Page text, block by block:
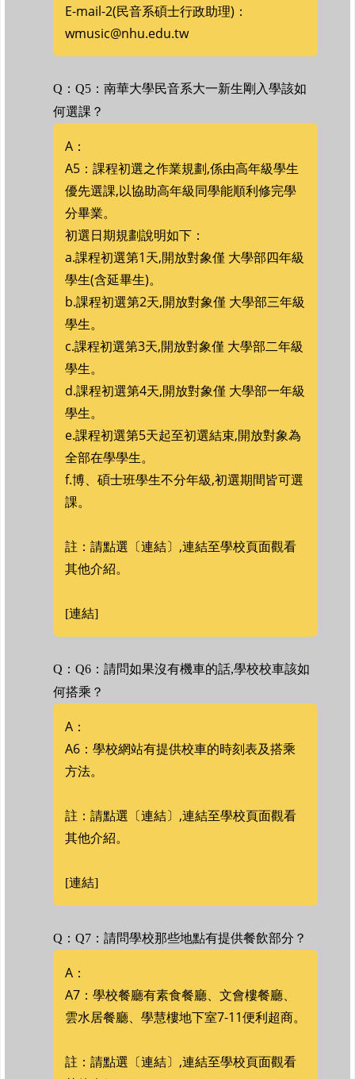
E-mail-2(民音系碩士行政助理)：
wmusic@nhu.edu.tw
Q：Q5：南華大學民音系大一新生剛入學該如
何選課？
A：
A5：課程初選之作業規劃,係由高年級學生
優先選課,以協助高年級同學能順利修完學
分畢業。
初選日期規劃說明如下：
a.課程初選第1天,開放對象僅 大學部四年級
學生(含延畢生)。
b.課程初選第2天,開放對象僅 大學部三年級
學生。
c.課程初選第3天,開放對象僅 大學部二年級
學生。
d.課程初選第4天,開放對象僅 大學部一年級
學生。
e.課程初選第5天起至初選結束,開放對象為
全部在學學生。
f.博、碩士班學生不分年級,初選期間皆可選
課。
註：請點選〔連結〕,連結至學校頁面觀看
其他介紹。
[連結]
Q：Q6：請問如果沒有機車的話,學校校車該如
何搭乘？
A：
A6：學校網站有提供校車的時刻表及搭乘
方法。
註：請點選〔連結〕,連結至學校頁面觀看
其他介紹。
[連結]
Q：Q7：請問學校那些地點有提供餐飲部分？
A：
A7：學校餐廳有素食餐廳、文會樓餐廳、
雲水居餐廳、學慧樓地下室7-11便利超商。
註：請點選〔連結〕,連結至學校頁面觀看